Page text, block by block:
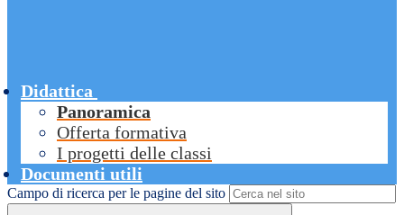
Didattica
Panoramica
Offerta formativa
I progetti delle classi
Documenti utili
Campo di ricerca per le pagine del sito